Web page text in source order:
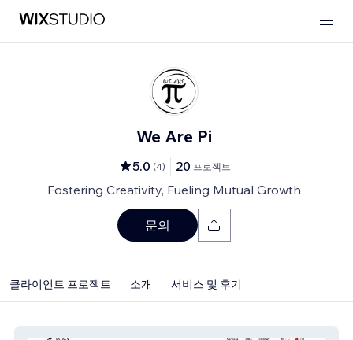
We Are Pi
5.0 (4) 20 프로젝트
Fostering Creativity, Fueling Mutual Growth
문의
클라이언트 프로젝트 소개 서비스 및 후기